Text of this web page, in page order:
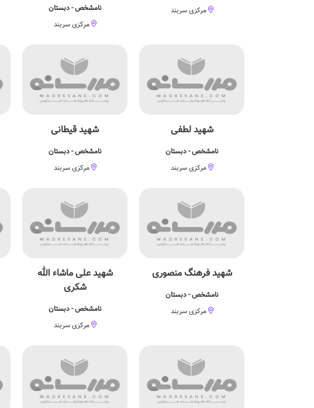
مرکزی سربند
نامشخص - دبستان
مرکزی سربند
شهید لطفی
نامشخص - دبستان
مرکزی سربند
شهید قیطانی
نامشخص - دبستان
مرکزی سربند
شهید فرهنگ منصوری
نامشخص - دبستان
مرکزی سربند
شهید علی ماشاء الله
شکری
نامشخص - دبستان
مرکزی سربند